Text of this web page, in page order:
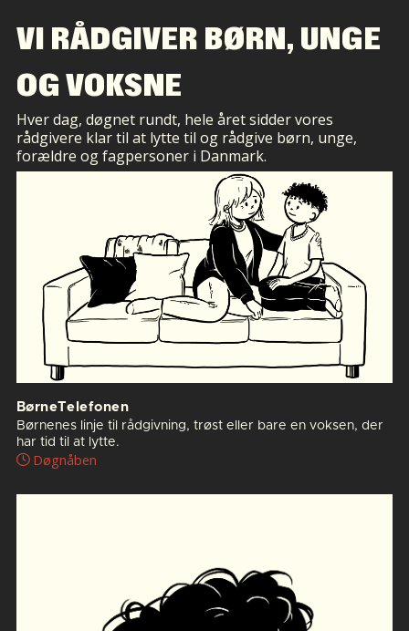
VI RÅDGIVER BØRN, UNGE
OG VOKSNE
Hver dag, døgnet rundt, hele året sidder vores
rådgivere klar til at lytte til og rådgive børn, unge,
forældre og fagpersoner i Danmark.
BørneTelefonen
Børnenes linje til rådgivning, trøst eller bare en voksen, der
har tid til at lytte.
Døgnåben